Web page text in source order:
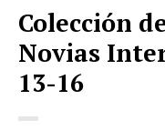
Colección
Novias
13-16